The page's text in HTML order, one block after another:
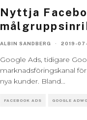
Nyttja
ALBIN SANDBERG · 2019-
Google Ads, tidigare
marknadsföringskanal
nya kunder. Bland...
FACEBOOK ADS GOOGLE